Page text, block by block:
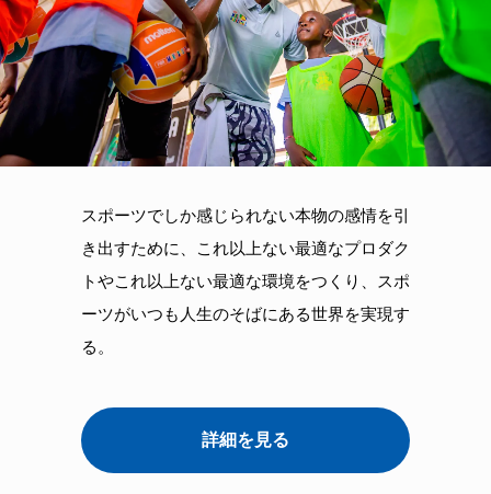
スポーツでしか感じられない本物の感情を引
き出すために、これ以上ない最適なプロダク
トやこれ以上ない最適な環境をつくり、スポ
ーツがいつも人生のそばにある世界を実現す
る。
詳細を見る